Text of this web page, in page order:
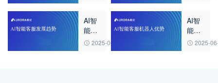
建
题？
AI智
能客
服发2025-06-23
AI智
能客
服机2025-